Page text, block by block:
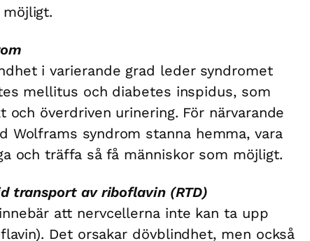
i varierande grad leder syndromet
mellitus och diabetes inspidus, som
och överdriven urinering. För närvarande
Wolframs syndrom stanna hemma, vara
och träffa så få människor som möjligt.
transport av riboflavin (RTD)
att nervcellerna inte kan ta upp
Det orsakar dövblindhet, men också